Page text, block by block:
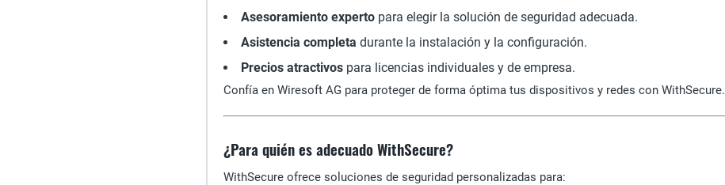
Asesoramiento experto para elegir la solución de seguridad adecuada.
Asistencia completa durante la instalación y la configuración.
Precios atractivos para licencias individuales y de empresa.
Confía en Wiresoft AG para proteger de forma óptima tus dispositivos y redes con WithSecure.
¿Para quién es adecuado WithSecure?
WithSecure ofrece soluciones de seguridad personalizadas para: